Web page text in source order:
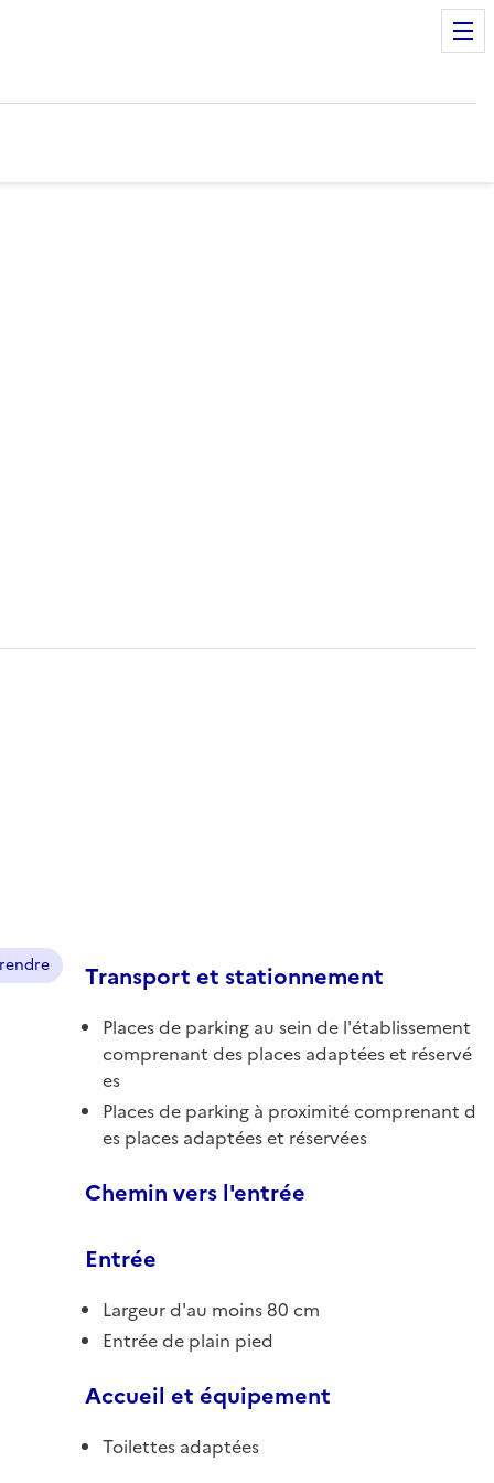
Transport et stationnement
Places de parking au sein de l'établissement
comprenant des places adaptées et réservé
es
Places de parking à proximité comprenant d
es places adaptées et réservées
Chemin vers l'entrée
Entrée
Largeur d'au moins 80 cm
Entrée de plain pied
Accueil et équipement
Toilettes adaptées